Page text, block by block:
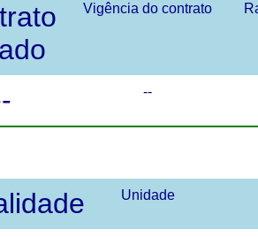
Vigência do contrato
--
Unidade